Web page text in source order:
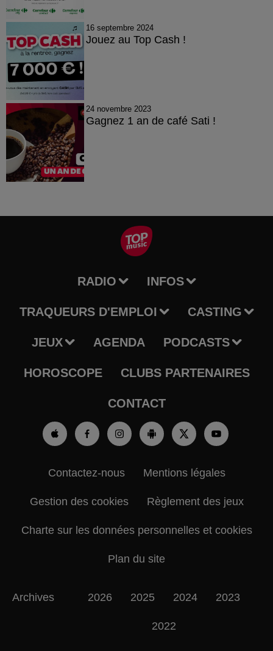
16 septembre 2024
Jouez au Top Cash !
24 novembre 2023
Gagnez 1 an de café Sati !
RADIO INFOS
TRAQUEURS D'EMPLOI CASTING
JEUX AGENDA PODCASTS
HOROSCOPE CLUBS PARTENAIRES
CONTACT
Contactez-nous Mentions légales
Gestion des cookies Règlement des jeux
Charte sur les données personnelles et cookies
Plan du site
Archives 2026 2025 2024 2023
2022